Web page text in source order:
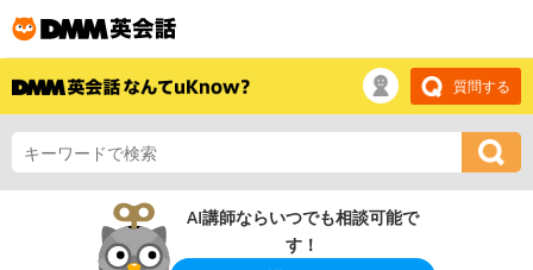
質問する
AI講師ならいつでも相談可能で
す！